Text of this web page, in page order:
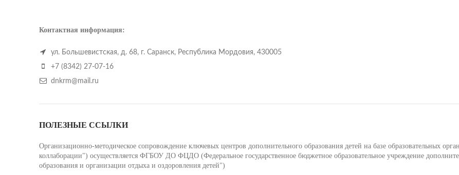
Контактная информация:
ул. Большевистская, д. 68, г. Саранск, Республика Мордовия, 430005
+7 (8342) 27-07-16
dnkrm@mail.ru
ПОЛЕЗНЫЕ ССЫЛКИ
Организационно-методическое сопровождение ключевых центров дополнительного образования детей на базе образовательных
коллаборации") осуществляется ФГБОУ ДО ФЦДО (Федеральное государственное бюджетное образовательное учреждение
образования и организации отдыха и оздоровления детей")